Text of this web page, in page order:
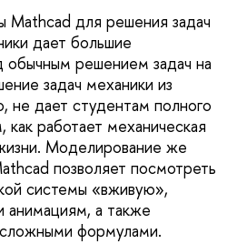
Mathcad для решения задач
дает большие
решением задач на
задач механики из
не дает студентам полного
работает механическая
Моделирование же
позволяет посмотреть
системы «вживую»,
анимациям, а также
формулами.